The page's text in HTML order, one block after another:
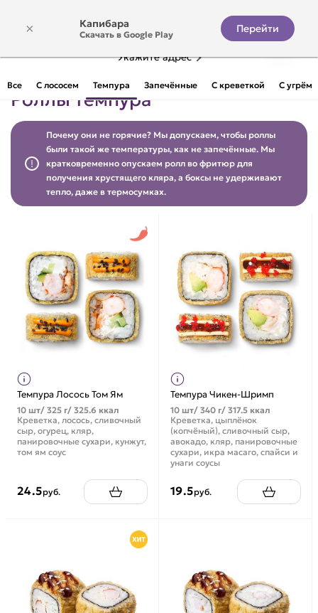
Укажите адрес
Все С лососем Темпура Запечённые С креветкой С угрём
Роллы темпура
Почему они не горячие? Мы допускаем, чтобы роллы
были такой же температуры, как не запечённые. Мы
кратковременно опускаем ролл во фритюр для
получения хрустящего кляра, а боксы не удерживают
тепло, даже в термосумках.
Темпура Лосось Том Ям
10 шт/ 325 г/ 325.6 ккал
Креветка, лосось, сливочный
сыр, огурец, кляр,
панировочные сухари, кунжут,
том ям соус
24.5руб.
Темпура Чикен-Шримп
10 шт/ 340 г/ 317.5 ккал
Креветка, цыплёнок
(копчёный), сливочный сыр,
авокадо, кляр, панировочные
сухари, икра масаго, спайси и
унаги соусы
19.5руб.
× Капибара
Скачать в Google Play Перейти